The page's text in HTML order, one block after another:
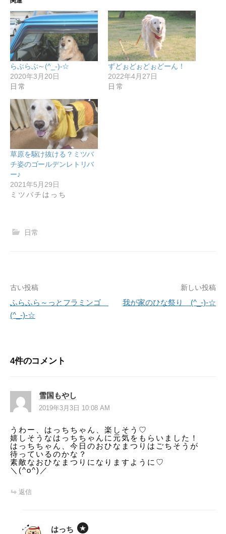
らぶらぶ～(^_-)-☆
2020年3月20日
日常
ずどぉどぉどぉどーん！
2022年4月27日
日常
草原を駆け抜ける？ミツバ
チ姿のゴールデンレトリバ
ー♪
2021年5月29日
ミツバチはっち
日常
投
稿
ゲ
シ
ン
古い投稿
ふらふら～っとフラミンゴ
(^_-)-☆
新しい投稿
我が家のひな祭り (^_-)-☆
4件のコメント
雪国もやし
2019年3月3日 10:08 AM
うわー、はっちちゃん、楽しそう♡
嬉しそうなはっちちゃんに元気をもらいました！
はっちちゃん、今日のおひなまつりはごちそうが
待っているのかな？
素敵なおひなまつりになりますように♡
＼(^o^)／
返信
はっち